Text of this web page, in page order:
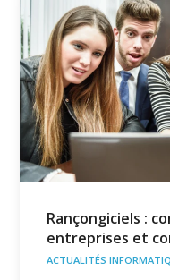
Rançongiciels :
entreprises et
ACTUALITÉS